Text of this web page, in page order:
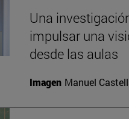
Una
impulsar una
desde las aulas
Imagen Manuel